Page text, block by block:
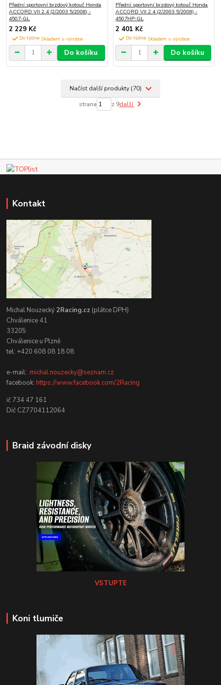
Přední sportovní brzdový kotouč Honda
ACCORD VII 2.4 (2/2003 5/2008) -
4507-GL
2 229 Kč
Do týdne
Do košíku
Přední sportovní brzdový kotouč Honda
ACCORD VII 2.4 (2/2003 5/2008) -
4507HP-GL
2 401 Kč
Do týdne
Do košíku
Načíst další produkty (70)
strana z 9další
Kontakt
Michal Nouzecký2Racing.cz (plátce DPH)
Chválenice 41
33205
Chválenice u Plzně
tel: +420 608 08 18 08
e-mail:michal.nouzecky@seznam.cz
facebook:https://www.facebook.com/2Racing
ič 734 47 161
Dič CZ7704112064
Braid závodní disky
VSTUPTE
Koni tlumiče